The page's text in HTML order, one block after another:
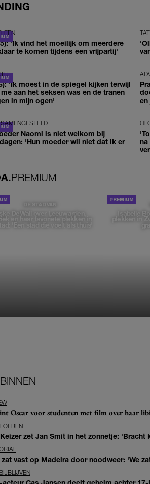
'Ik vind het moeilijk om meerdere
te komen tijdens een vrijpartij'
'Ik moest in de spiegel kijken terwijl
aan het seksen was en de tranen
in mijn ogen'
en
Naomi is niet welkom bij
'Hun moeder wil niet dat ik er
na
PREMIUM
DE STAD VAN
DeWall over Leeuwarden,
en haar favoriete plekken in
'Een stad die voelt als thuis'
Isabelle
plekken in
BINNEN
Oscar voor studenten met film over haar
zet Jan Smit in het zonnetje: 'Bracht
zat vast op Madeira door noodweer: 'We